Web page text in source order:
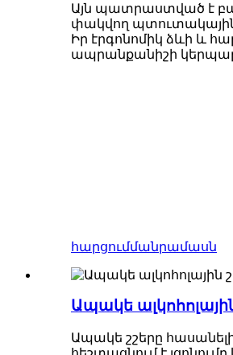
Այն պատրաստված է
փակվող
Իր էրգոնոմիկ ձևի և
ապրանքանիշի
հարցումմանրամասն
Ապակե ալկոհոլային
Ապակե շշերը